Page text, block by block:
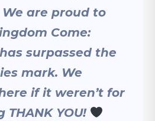
We are proud to
Come:
surpassed the
mark. We
if it weren’t for
THANK YOU!